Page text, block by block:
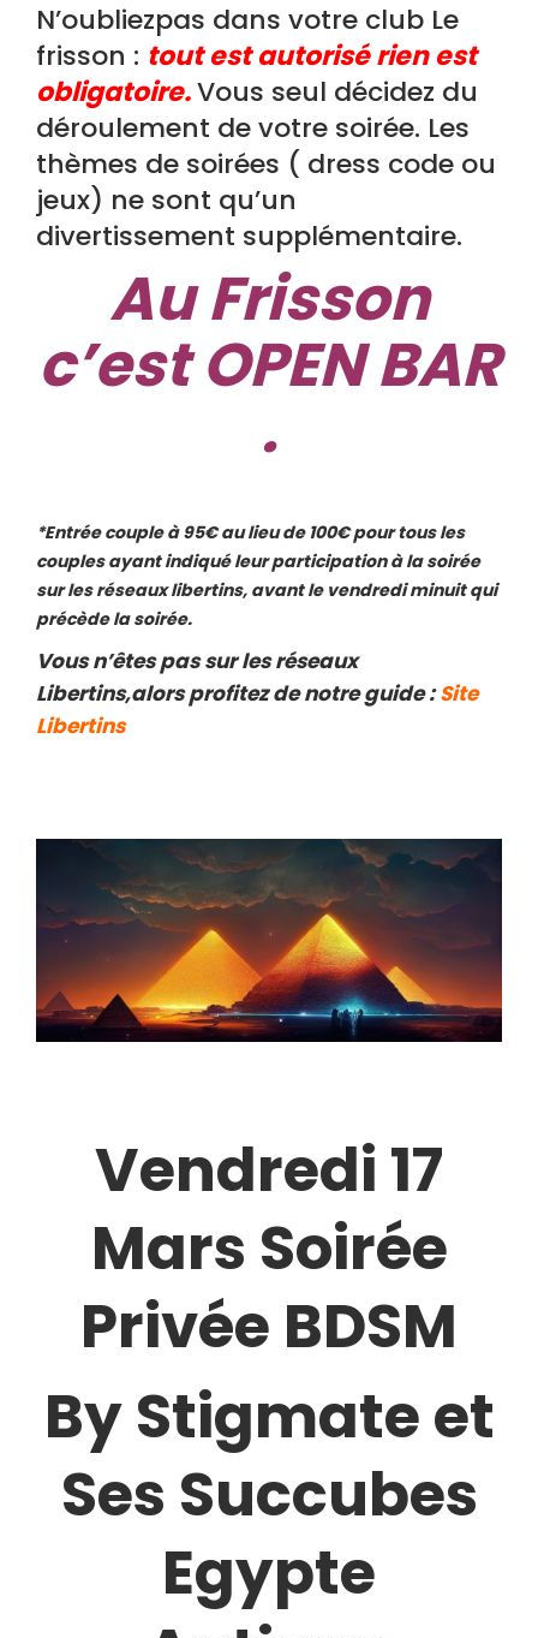
N’oubliezpas dans votre club Le
frisson : tout est autorisé rien est
obligatoire.Vous seul décidez du
déroulement de votre soirée. Les
thèmes de soirées ( dress code ou
jeux) ne sont qu’un
divertissement supplémentaire.
Au Frisson
c’est OPEN BAR
.
*Entrée couple à 95€ au lieu de 100€ pour tous les
couples ayant indiqué leur participation à la soirée
sur les réseaux libertins, avant le vendredi minuit qui
précède la soirée.
Vous n’êtes pas sur les réseaux
Libertins,alors profitez de notre guide :Site
Libertins
Vendredi 17
Mars Soirée
Privée BDSM
By Stigmate et
Ses Succubes
Egypte